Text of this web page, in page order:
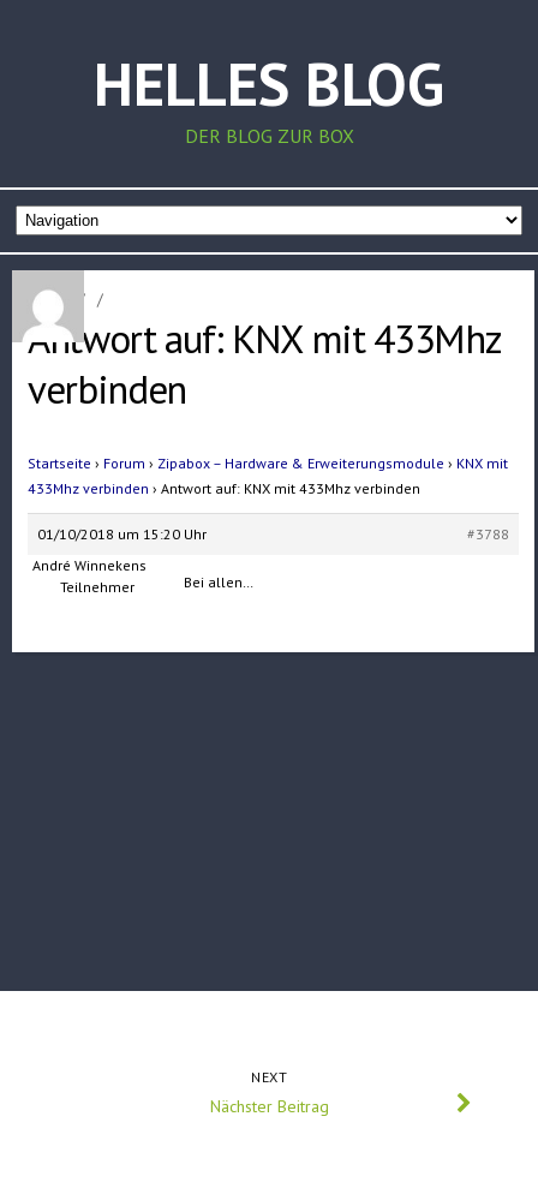
HELLES BLOG
DER BLOG ZUR BOX
Home / /
Antwort auf: KNX mit 433Mhz
verbinden
Startseite › Forum › Zipabox – Hardware & Erweiterungsmodule › KNX mit
433Mhz verbinden › Antwort auf: KNX mit 433Mhz verbinden
01/10/2018 um 15:20 Uhr
#3788
André Winnekens
Teilnehmer
Bei allen…
NEXT
Nächster Beitrag